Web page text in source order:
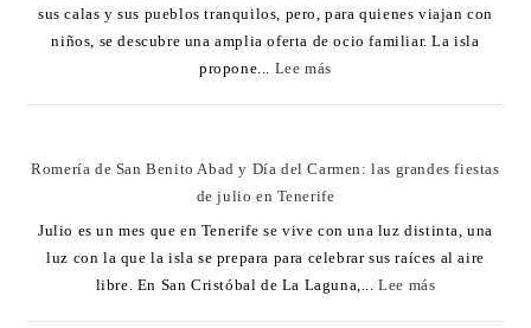
sus calas y sus pueblos tranquilos, pero, para quienes viajan con
niños, se descubre una amplia oferta de ocio familiar. La isla
propone... Lee más
Romería de San Benito Abad y Día del Carmen: las grandes fiestas
de julio en Tenerife
Julio es un mes que en Tenerife se vive con una luz distinta, una
luz con la que la isla se prepara para celebrar sus raíces al aire
libre. En San Cristóbal de La Laguna,...Lee más